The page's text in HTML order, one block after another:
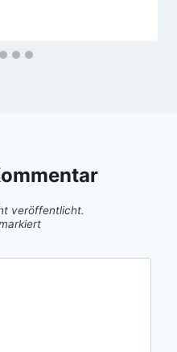
veröffentlicht.